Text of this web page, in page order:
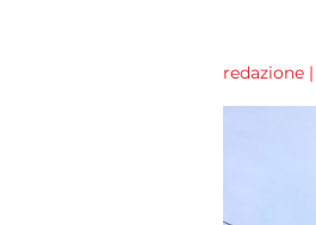
redazione |